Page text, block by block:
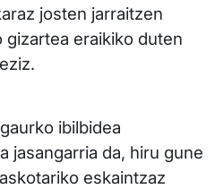
josten jarraitzen
eraikiko duten
ibilbidea
jasangarria da, hiru gune
eskaintzaz